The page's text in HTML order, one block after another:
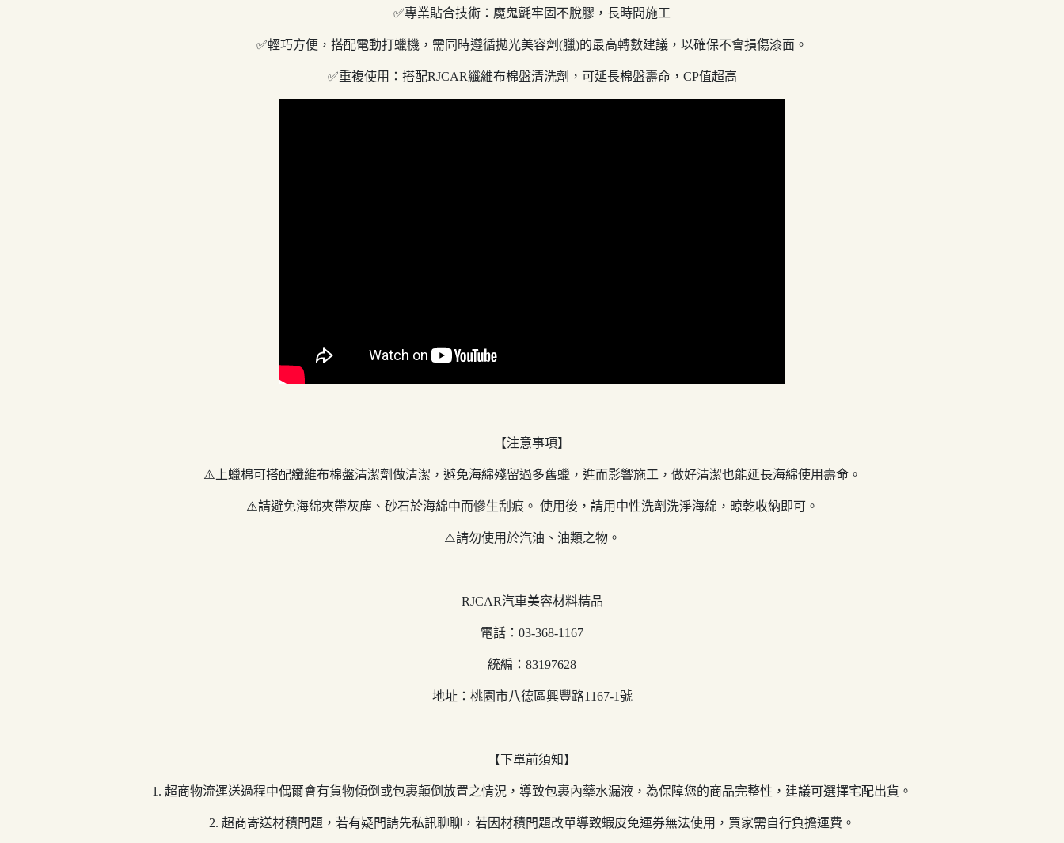
✅專業貼合技術：魔鬼氈牢固不脫膠，長時間施工
✅輕巧方便，搭配電動打蠟機，需同時遵循拋光美容劑(臘)的最高轉數建議，以確保不會損傷漆面。
✅重複使用：搭配RJCAR纖維布棉盤清洗劑，可延長棉盤壽命，CP值超高
【注意事項】
⚠️上蠟棉可搭配纖維布棉盤清潔劑做清潔，避免海綿殘留過多舊蠟，進而影響施工，做好清潔也能延長海綿使用壽命。
⚠️請避免海綿夾帶灰塵、砂石於海綿中而慘生刮痕。 使用後，請用中性洗劑洗淨海綿，晾乾收納即可。
⚠️請勿使用於汽油、油類之物。
RJCAR汽車美容材料精品
電話：03-368-1167
統編：83197628
地址：桃園市八德區興豐路1167-1號
【下單前須知】
1. 超商物流運送過程中偶爾會有貨物傾倒或包裹顛倒放置之情況，導致包裹內藥水漏液，為保障您的商品完整性，建議可選擇宅配出貨。
2. 超商寄送材積問題，若有疑問請先私訊聊聊，若因材積問題改單導致蝦皮免運券無法使用，買家需自行負擔運費。